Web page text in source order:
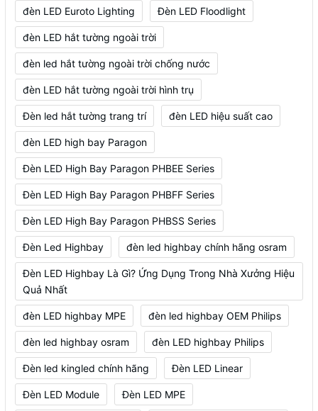
đèn LED Euroto Lighting Đèn LED Floodlight
đèn LED hắt tường ngoài trời
đèn led hắt tường ngoài trời chống nước
đèn LED hắt tường ngoài trời hình trụ
Đèn led hắt tường trang trí đèn LED hiệu suất cao
đèn LED high bay Paragon
Đèn LED High Bay Paragon PHBEE Series
Đèn LED High Bay Paragon PHBFF Series
Đèn LED High Bay Paragon PHBSS Series
Đèn Led Highbay đèn led highbay chính hãng osram
Đèn LED Highbay Là Gì? Ứng Dụng Trong Nhà Xưởng Hiệu
Quả Nhất
đèn LED highbay MPE đèn led highbay OEM Philips
đèn led highbay osram đèn LED highbay Philips
Đèn led kingled chính hãng Đèn LED Linear
Đèn LED Module Đèn LED MPE